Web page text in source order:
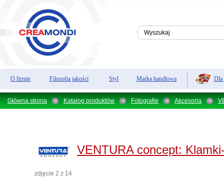
O firmie Filozofia jakości Styl Marka handlowa Dla
Główna strona Katalog produktów Fotografie Akcesoria
VENTURA concept:
zdjęcie 2 z 14